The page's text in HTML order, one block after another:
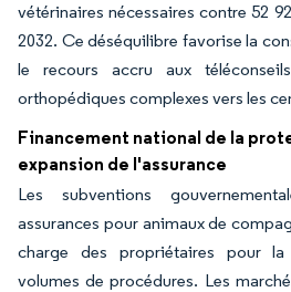
vétérinaires nécessaires contre 52
2032. Ce déséquilibre favorise la
le recours accru aux
orthopédiques complexes vers les
Financement national de la
expansion de l'assurance
Les subventions
assurances pour animaux de
charge des propriétaires pour
volumes de procédures. Les